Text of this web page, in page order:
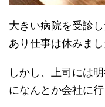
大きい病院を受診
あり仕事は休みまし
しかし、上司には
になんとか会社に